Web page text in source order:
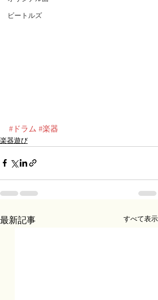
ビートルズ
#ドラム #楽器
楽器遊び
最新記事 すべて表示